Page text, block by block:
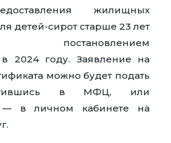
жилищных
детей-сирот старше 23 лет
постановлением
в 2024 году. Заявление на
можно будет подать
в МФЦ, или
— в личном кабинете на